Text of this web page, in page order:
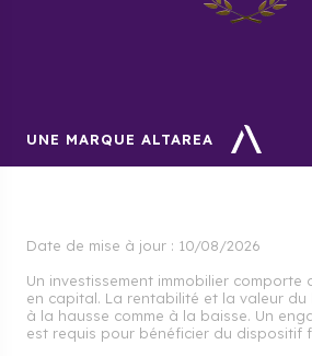
UNE MARQUE ALTAREA
Date de mise à jour : 10/08/2026
Un investissement immobilier comporte
en capital. La rentabilité et la valeur du
à la hausse comme à la baisse. Un
est requis pour bénéficier du dispositif